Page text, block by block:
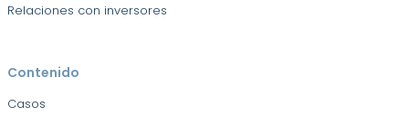
Relaciones con inversores
Contenido
Casos